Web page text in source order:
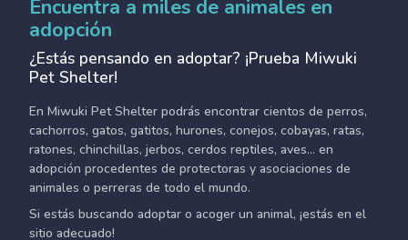
Encuentra a miles de animales en
adopción
¿Estás pensando en adoptar? ¡Prueba Miwuki
Pet Shelter!
En Miwuki Pet Shelter podrás encontrar cientos de perros,
cachorros, gatos, gatitos, hurones, conejos, cobayas, ratas,
ratones, chinchillas, jerbos, cerdos reptiles, aves... en
adopción procedentes de protectoras y asociaciones de
animales o perreras de todo el mundo.
Si estás buscando adoptar o acoger un animal, ¡estás en el
sitio adecuado!